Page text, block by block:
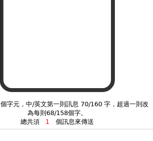
個字元，中/英文第一則訊息 70/160 字，超過一則改
為每則68/158個字。
總共須
個訊息來傳送